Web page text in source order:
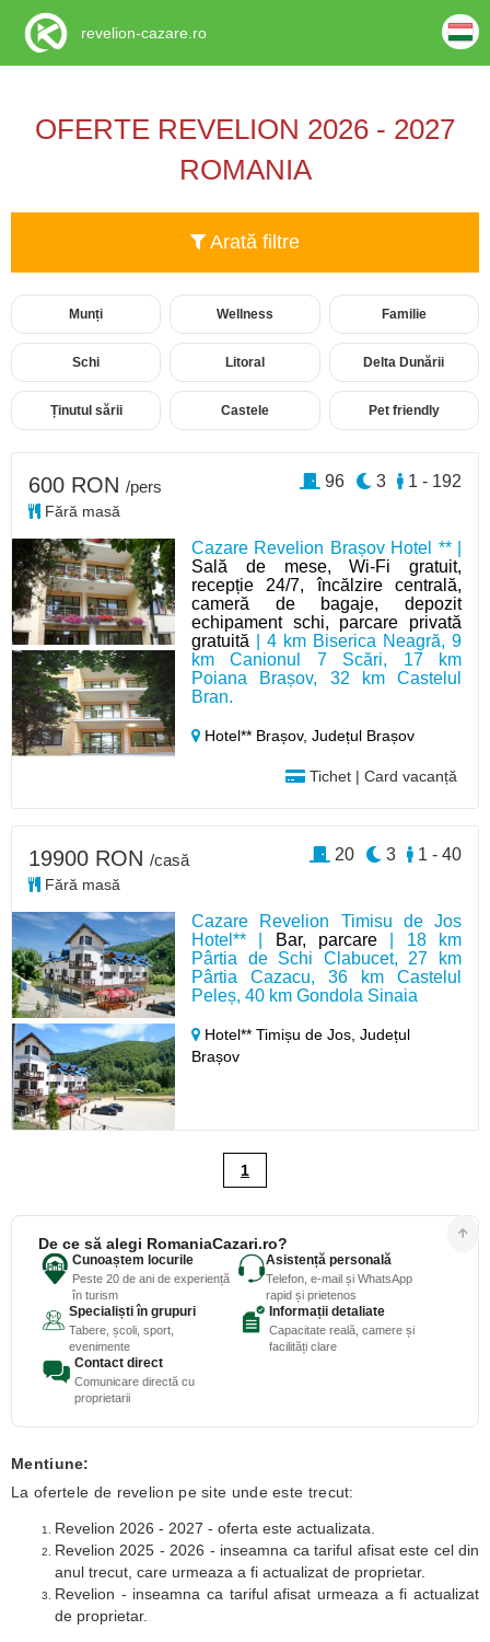
OFERTE REVELION 2026 - 2027
ROMANIA
Arată filtre
Munți Wellness Familie
Schi Litoral Delta Dunării
Ținutul sării Castele Pet friendly
Cazare Revelion Brașov Hotel ** |
Sală de mese, Wi-Fi gratuit,
recepție 24/7, încălzire centrală,
cameră de bagaje, depozit
echipament schi, parcare privată
gratuită | 4 km Biserica Neagră, 9
km Canionul 7 Scări, 17 km
Poiana Brașov, 32 km Castelul
Bran.
Hotel** Brașov,Județul Brașov
Tichet | Card vacanță
600 RON /pers
Fără masă
1 - 192
3
96
Cazare Revelion Timisu de Jos
Hotel** |
Bar, parcare | 18 km
Pârtia de Schi Clabucet, 27 km
Pârtia Cazacu, 36 km Castelul
Peleș, 40 km Gondola Sinaia
Hotel** Timișu de Jos,Județul
Brașov
19900 RON /casă
Fără masă
1 - 40
3
20
1
De ce să alegi RomaniaCazari.ro?
Cunoaștem locurile
Peste 20 de ani de experiență
în turism
Asistență personală
Telefon, e-mail și WhatsApp
rapid și prietenos
Specialiști în grupuri
Tabere, școli, sport,
evenimente
Informații detaliate
Capacitate reală, camere și
facilități clare
Contact direct
Comunicare directă cu
proprietarii
Mentiune:
La ofertele de revelion pe site unde este trecut:
Revelion 2026 - 2027 - oferta este actualizata.
Revelion 2025 - 2026 - inseamna ca tariful afisat este cel din
anul trecut, care urmeaza a fi actualizat de proprietar.
Revelion - inseamna ca tariful afisat urmeaza a fi actualizat
de proprietar.
revelion-cazare.ro